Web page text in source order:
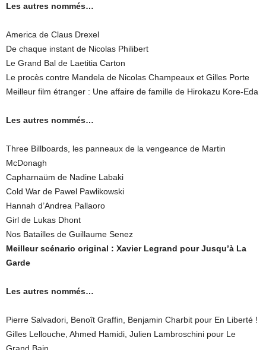
Les autres nommés…
America de Claus Drexel
De chaque instant de Nicolas Philibert
Le Grand Bal de Laetitia Carton
Le procès contre Mandela de Nicolas Champeaux et Gilles Porte
Meilleur film étranger : Une affaire de famille de Hirokazu Kore-Eda
Les autres nommés…
Three Billboards, les panneaux de la vengeance de Martin
McDonagh
Capharnaüm de Nadine Labaki
Cold War de Pawel Pawlikowski
Hannah d’Andrea Pallaoro
Girl de Lukas Dhont
Nos Batailles de Guillaume Senez
Meilleur scénario original : Xavier Legrand pour Jusqu’à La
Garde
Les autres nommés…
Pierre Salvadori, Benoît Graffin, Benjamin Charbit pour En Liberté !
Gilles Lellouche, Ahmed Hamidi, Julien Lambroschini pour Le
Grand Bain